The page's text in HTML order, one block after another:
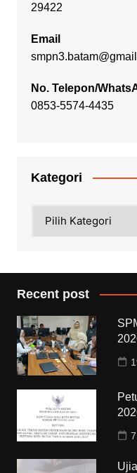
29422
Email
No. Telepon/
0853-5574-4435
Kategori
Recent post